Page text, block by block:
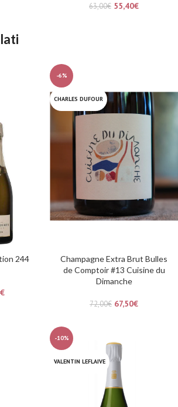
63,00€ 55,40€
244
€
-6%
CHARLES DUFOUR
Champagne Extra Brut Bulles
de Comptoir #13 Cuisine du
Dimanche
72,00€ 67,50€
-10%
VALENTIN LEFLAIVE